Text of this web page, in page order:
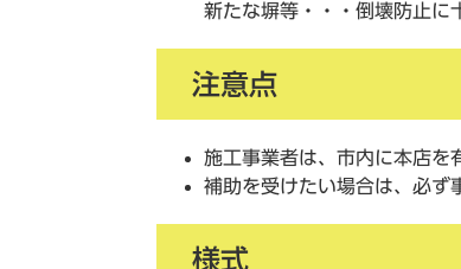
新たな塀等・・・倒壊防止に
注意点
施工事業者は、市内に本店を
補助を受けたい場合は、必ず
様式